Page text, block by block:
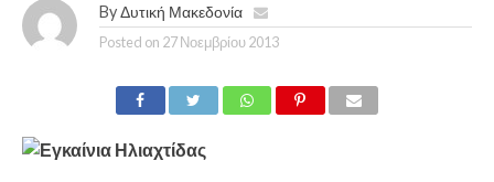
By Δυτική Μακεδονία
Posted on 27 Νοεμβρίου 2013